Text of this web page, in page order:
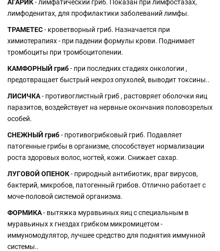
АГАРИК- лимфатический гриб. Показан при лимфостазах,
лимфоденитах, для профилактики заболеваний лимфы.
ТРАМЕТЕС- кроветворный гриб. Назначается при
химиотерапиях - при падении формулы крови. Поднимает
тромбоциты при тромбоцитопении.
КАМФОРНЫЙ гриб- при последних стадиях онкологии ,
предотвращает быстрый некроз опухолей, выводит токсины..
ЛИСИЧКА- противоглистный гриб , растовряет оболочки яиц
паразитов, воздействует на нервные окончания половозрелых
особей.
СНЕЖНЫЙ гриб- противогрибковый гриб. Подавляет
патогенные грибы в организме, способствует нормализации
роста здоровых волос, ногтей, кожи. Снижает сахар.
ЛУГОВОЙ ОПЕНОК- природный антибиотик, враг вирусов,
бактерий, микробов, патогенный грибов. Отлично работает с
моче-половой системой организма.
ФОРМИКА- вытяжка муравьиных яиц с специальным в
муравьиных х гнездах грибком микромицетом -
иммуномодулятор, лучшее средство для поднятия иммунной
системы..